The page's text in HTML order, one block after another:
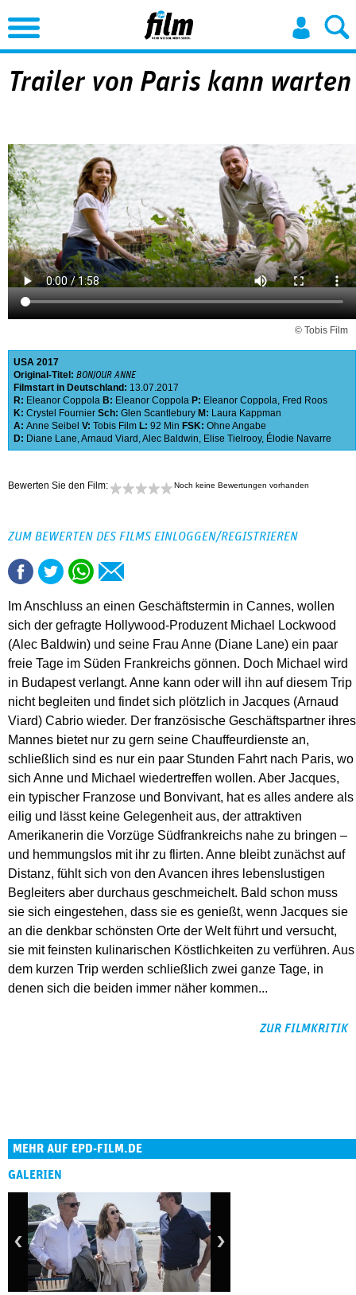
Jump to Navigation
Trailer von Paris kann warten
© Tobis Film
USA 2017
Original-Titel: BONJOUR ANNE
Filmstart in Deutschland: 13.07.2017
R: Eleanor Coppola B: Eleanor Coppola P: Eleanor Coppola, Fred Roos
K: Crystel Fournier Sch: Glen Scantlebury M: Laura Kappman
A: Anne Seibel V: Tobis Film L: 92 Min FSK: Ohne Angabe
D: Diane Lane,Arnaud Viard ,Alec Baldwin, Elise Tielrooy, Élodie Navarre
Bewerten Sie den Film: Noch keine Bewertungen vorhanden
ZUM BEWERTEN DES FILMS EINLOGGEN/REGISTRIEREN
Im Anschluss an einen Geschäftstermin in Cannes, wollen
sich der gefragte Hollywood-Produzent Michael Lockwood
(Alec Baldwin) und seine Frau Anne (Diane Lane) ein paar
freie Tage im Süden Frankreichs gönnen. Doch Michael wird
in Budapest verlangt. Anne kann oder will ihn auf diesem Trip
nicht begleiten und findet sich plötzlich in Jacques (Arnaud
Viard) Cabrio wieder. Der französische Geschäftspartner ihres
Mannes bietet nur zu gern seine Chauffeurdienste an,
schließlich sind es nur ein paar Stunden Fahrt nach Paris, wo
sich Anne und Michael wiedertreffen wollen. Aber Jacques,
ein typischer Franzose und Bonvivant, hat es alles andere als
eilig und lässt keine Gelegenheit aus, der attraktiven
Amerikanerin die Vorzüge Südfrankreichs nahe zu bringen –
und hemmungslos mit ihr zu flirten. Anne bleibt zunächst auf
Distanz, fühlt sich von den Avancen ihres lebenslustigen
Begleiters aber durchaus geschmeichelt. Bald schon muss
sie sich eingestehen, dass sie es genießt, wenn Jacques sie
an die denkbar schönsten Orte der Welt führt und versucht,
sie mit feinsten kulinarischen Köstlichkeiten zu verführen. Aus
dem kurzen Trip werden schließlich zwei ganze Tage, in
denen sich die beiden immer näher kommen...
ZUR FILMKRITIK
MEHR AUF EPD-FILM.DE
GALERIEN